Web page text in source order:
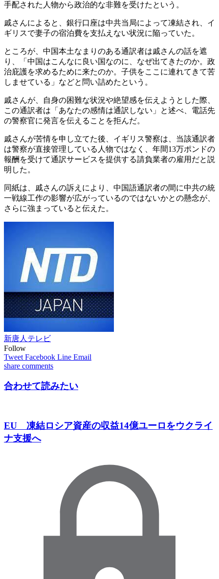
手配された人物から政治的な非難を受けたという。
戚さんによると、銀行口座は中共当局によって凍結され、イ
ギリスで妻子の宿泊費を支払えない状況に陥っていた。
ところが、中国本土なまりのある通訳者は戚さんの話を遮
り、「中国はこんなに良い国なのに、なぜ出てきたのか。政
治庇護を求めるために来たのか。子供をここに連れてきて苦
しませている」などと問い詰めたという。
戚さんが、自身の困難な状況や絶望感を伝えようとした際、
この通訳者は「あなたの感情は通訳しない」と述べ、電話先
の警察官に発言を伝えることを拒んだ。
戚さんが苦情を申し立てた後、イギリス警察は、当該通訳者
は警察が直接管理している人物ではなく、年間13万ポンドの
報酬を受けて通訳サービスを提供する請負業者の雇用だと説
明した。
同紙は、戚さんの訴えにより、中国語通訳者の間に中共の統
一戦線工作の影響が広がっているのではないかとの懸念が、
さらに強まっていると伝えた。
新唐人テレビ
Follow
Tweet Facebook Line Email
share comments
合わせて読みたい
EU 凍結ロシア資産の収益14億ユーロをウクライ
ナ支援へ